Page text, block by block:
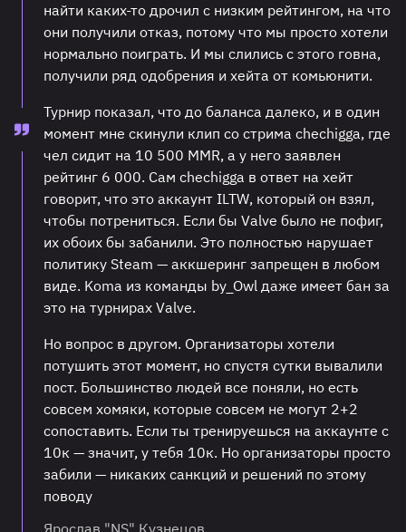
найти каких-то дрочил с низким рейтингом, на что
они получили отказ, потому что мы просто хотели
нормально поиграть. И мы слились с этого говна,
получили ряд одобрения и хейта от комьюнити.
Турнир показал, что до баланса далеко, и в один
момент мне скинули клип со стрима chechigga, где
чел сидит на 10 500 MMR, а у него заявлен
рейтинг 6 000. Сам chechigga в ответ на хейт
говорит, что это аккаунт ILTW, который он взял,
чтобы потрениться. Если бы Valve было не пофиг,
их обоих бы забанили. Это полностью нарушает
политику Steam — аккшеринг запрещен в любом
виде. Koma из команды by_Owl даже имеет бан за
это на турнирах Valve.
Но вопрос в другом. Организаторы хотели
потушить этот момент, но спустя сутки вывалили
пост. Большинство людей все поняли, но есть
совсем хомяки, которые совсем не могут 2+2
сопоставить. Если ты тренируешься на аккаунте с
10к — значит, у тебя 10к. Но организаторы просто
забили — никаких санкций и решений по этому
поводу